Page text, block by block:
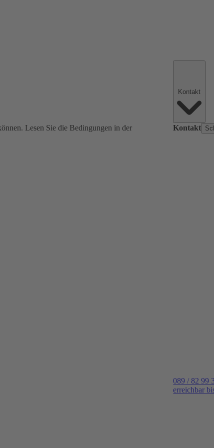
Lesen Sie die Bedingungen in der
Kontakt
089 / 82 99
erreichbar